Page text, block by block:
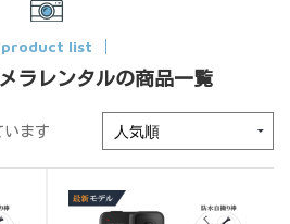
product list
ラレンタルの商品一覧
ます